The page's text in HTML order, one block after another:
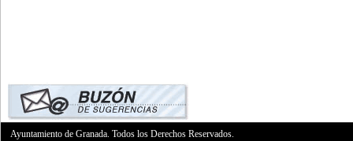
Ayuntamiento de Granada. Todos los Derechos Reservados.